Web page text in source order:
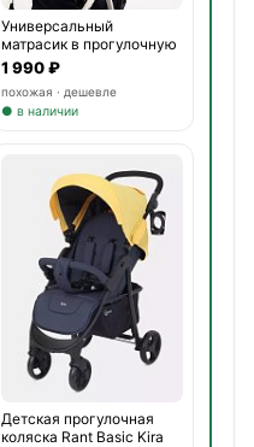
Универсальный
матрасик в прогулочную
коляску
1 990 ₽
похожая · дешевле
● в наличии
Детская прогулочная
коляска Rant Basic Kira